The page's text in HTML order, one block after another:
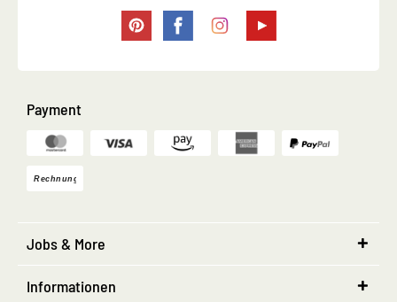
Payment
Jobs & More
Informationen